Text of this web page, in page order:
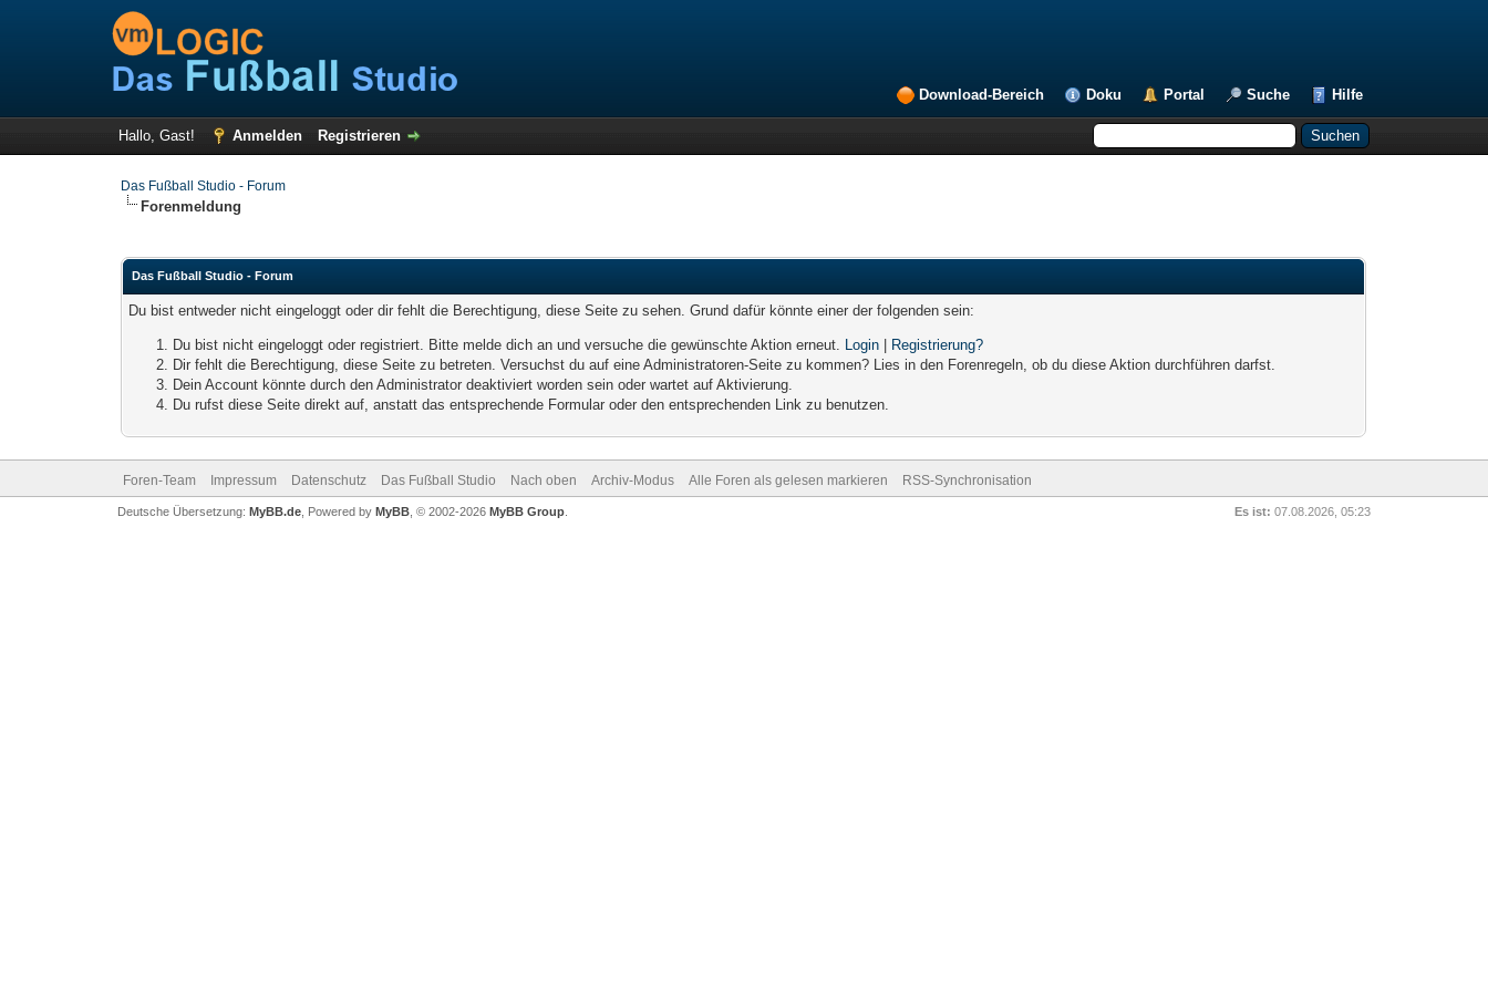
Download-Bereich Doku Portal Suche Hilfe
Hallo, Gast! Anmelden Registrieren
Das Fußball Studio - Forum
Forenmeldung
Das Fußball Studio - Forum
Du bist entweder nicht eingeloggt oder dir fehlt die Berechtigung, diese Seite zu sehen. Grund dafür könnte einer der folgenden sein:
Du bist nicht eingeloggt oder registriert. Bitte melde dich an und versuche die gewünschte Aktion erneut. Login
Registrierung?
Dir fehlt die Berechtigung, diese Seite zu betreten. Versuchst du auf eine Administratoren-Seite zu kommen? Lies in den Forenregeln, ob du diese Aktion durchführen darfst.
Dein Account könnte durch den Administrator deaktiviert worden sein oder wartet auf Aktivierung.
Du rufst diese Seite direkt auf, anstatt das entsprechende Formular oder den entsprechenden Link zu benutzen.
Foren-Team Impressum Datenschutz Das Fußball Studio Nach oben Archiv-Modus Alle Foren als gelesen markieren RSS-Synchronisation
Es ist: 07.08.2026, 05:23
Deutsche Übersetzung: MyBB.de, Powered by MyBB, © 2002-2026 MyBB Group.